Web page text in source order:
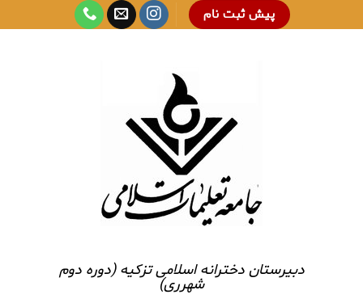
to
پیش ثبت نام
دبیرستان دخترانه اسلامی تزکیه (دوره دوم
شهرری)